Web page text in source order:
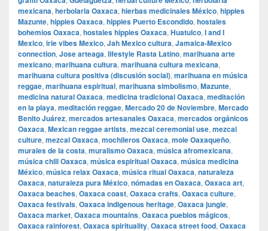
mexicana, herbolaria Oaxaca, hierbas medicinales México, hippies
Mazunte, hippies Oaxaca, hippies Puerto Escondido, hostales
bohemios Oaxaca, hostales hippies Oaxaca, Huatulco, I and I
Mexico, irie vibes Mexico, Jah Mexico cultura, Jamaica-Mexico
connection, Jose arteaga, lifestyle Rasta Latino, marihuana arte
mexicano, marihuana cultura, marihuana cultura mexicana,
marihuana cultura positiva (discusión social), marihuana en música
reggae, marihuana espiritual, marihuana simbolismo, Mazunte,
medicina natural Oaxaca, medicina tradicional Oaxaca, meditación
en la playa, meditación reggae, Mercado 20 de Noviembre, Mercado
Benito Juárez, mercados artesanales Oaxaca, mercados orgánicos
Oaxaca, Mexican reggae artists, mezcal ceremonial use, mezcal
culture, mezcal Oaxaca, mochileros Oaxaca, mole Oaxaqueño,
murales de la costa, muralismo Oaxaca, música afromexicana,
música chill Oaxaca, música espiritual Oaxaca, música medicina
México, música relax Oaxaca, música ritual Oaxaca, naturaleza
Oaxaca, naturaleza pura México, nómadas en Oaxaca, Oaxaca art,
Oaxaca beaches, Oaxaca coast, Oaxaca crafts, Oaxaca culture,
Oaxaca festivals, Oaxaca indigenous heritage, Oaxaca jungle,
Oaxaca market, Oaxaca mountains, Oaxaca pueblos mágicos,
Oaxaca rainforest, Oaxaca spirituality, Oaxaca street food, Oaxaca